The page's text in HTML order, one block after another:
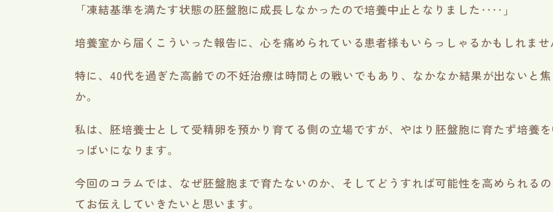
「凍結基準を満たす状態の胚盤胞に成長しなかったので培養中止となりました‥‥」
培養室から届くこういった報告に、心を痛められている患者様もいらっしゃるかもしれませ
特に、40代を過ぎた高齢での不妊治療は時間との戦いでもあり、なかなか結果が出ないと
か。
私は、胚培養士として受精卵を預かり育てる側の立場ですが、やはり胚盤胞に育たず培養
っぱいになります。
今回のコラムでは、なぜ胚盤胞まで育たないのか、そしてどうすれば可能性を高められる
てお伝えしていきたいと思います。